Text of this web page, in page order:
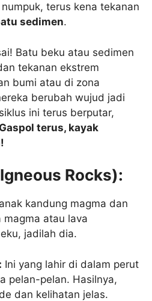
terus kena tekanan
sedimen.
Batu beku atau sedimen
tekanan ekstrem
bumi atau di zona
berubah wujud jadi
ini terus berputar,
Gaspol terus, kayak
Rocks):
kandung magma dan
magma atau lava
jadilah dia.
Ini yang lahir di dalam perut
pelan-pelan. Hasilnya,
dan kelihatan jelas.